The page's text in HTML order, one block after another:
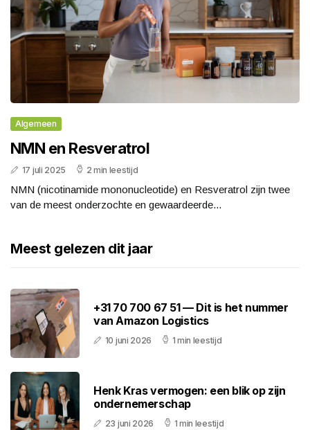
Algemeen
NMN en Resveratrol
17 juli 2025 2 min leestijd
NMN (nicotinamide mononucleotide) en Resveratrol zijn twee
van de meest onderzochte en gewaardeerde...
Meest gelezen dit jaar
+31 70 700 67 51 — Dit is het nummer
van Amazon Logistics
10 juni 2026 1 min leestijd
Henk Kras vermogen: een blik op zijn
ondernemerschap
23 juni 2026 1 min leestijd